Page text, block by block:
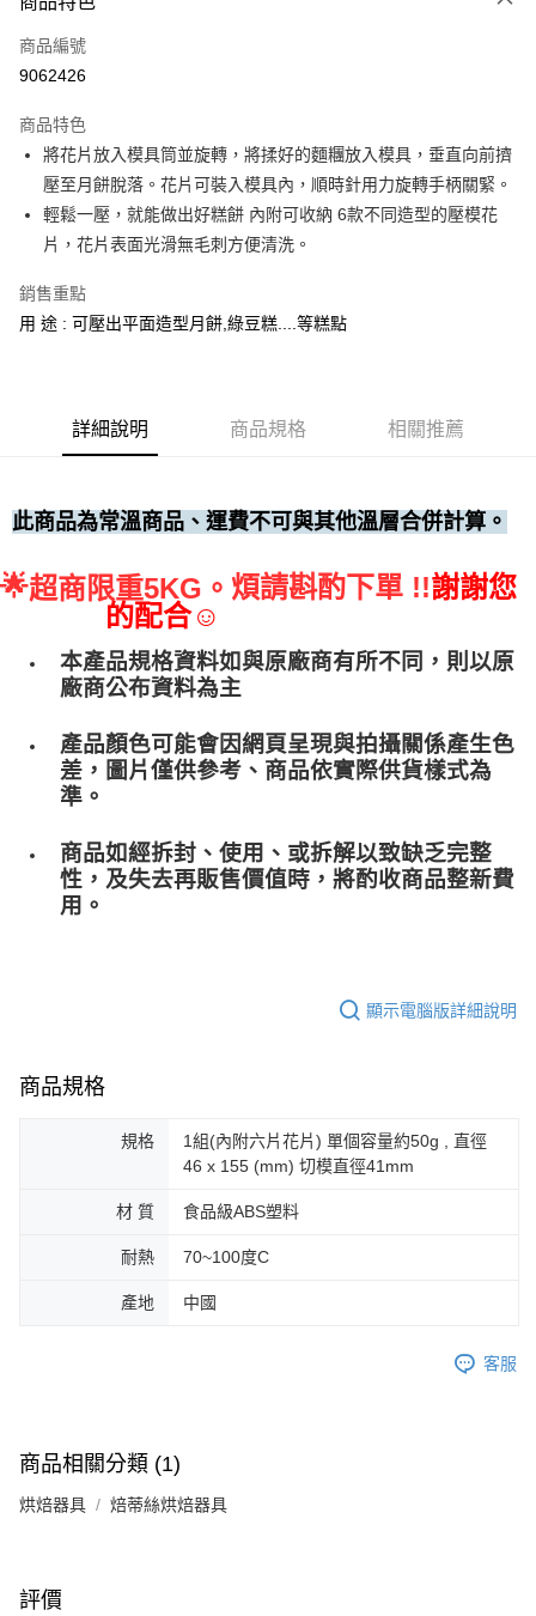
運送方式
• 付款後全家取貨
• 付款後7-11取貨
每筆NT$60，滿NT$699(含以上)免運費
(請點開選項勾選)
每筆NT$250
商品編號
9062426
商品特色
將花片放入模具筒並旋轉，將揉好的麵糰放入模具，垂直向前擠
壓至月餅脫落。花片可裝入模具內，順時針用力旋轉手柄關緊。
輕鬆一壓，就能做出好糕餅 內附可收納 6款不同造型的壓模花
片，花片表面光滑無毛刺方便清洗。
銷售重點
用 途 : 可壓出平面造型月餅,綠豆糕....等糕點
詳細說明 商品規格 相關推薦
此商品為常溫商品、運費不可與其他溫層合併計算。
🌟超商限重5KG。 煩請斟酌下單 !!謝謝您
的配合☺
本產品規格資料如與原廠商有所不同，則以原
廠商公布資料為主
產品顏色可能會因網頁呈現與拍攝關係產生色
差，圖片僅供參考、商品依實際供貨樣式為
準。
商品如經拆封、使用、或拆解以致缺乏完整
性，及失去再販售價值時，將酌收商品整﻿新費
用。
顯示電腦版詳細說明
商品規格
規格
1組(內附六片花片) 單個容量約50g , 直徑
46 x 155 (mm) 切模直徑41mm
材 質 食品級ABS塑料
耐熱 70~100度C
產地 中國
客服
商品相關分類 (1)
烘焙器具 焙蒂絲烘焙器具
評價